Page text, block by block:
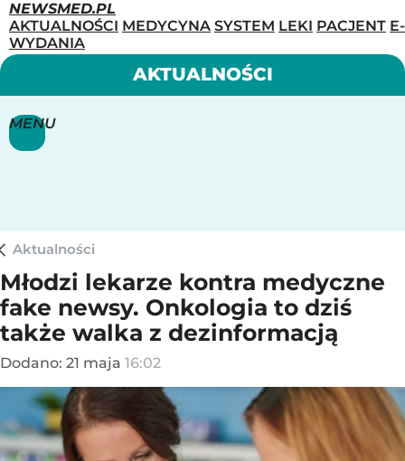
NEWSMED.PL
AKTUALNOŚCI MEDYCYNA SYSTEM LEKI PACJENT E-
WYDANIA
MENU
AKTUALNOŚCI
Aktualności
Młodzi lekarze kontra medyczne
fake newsy. Onkologia to dziś
także walka z dezinformacją
Dodano: 21 maja 16:02